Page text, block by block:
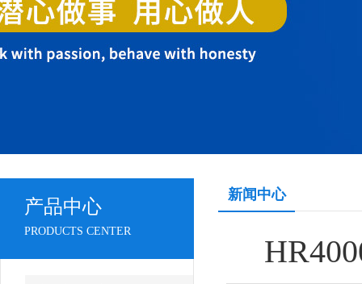
产品中心
PRODUCTS CENTER
新闻中心